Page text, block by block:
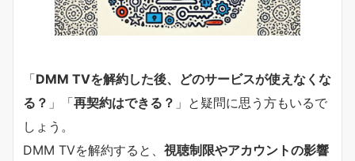
「DMM TVを解約した後、どのサービスが使えなくな
る？ 」「再契約はできる？ 」と疑問に思う方もいるで
しょう。
DMM TVを解約すると、 視聴制限やアカウントの影響